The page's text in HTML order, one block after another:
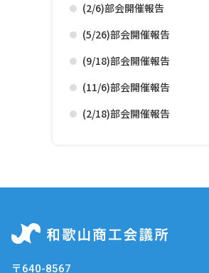
(2/6)部会開催報告
(5/26)部会開催報告
(9/18)部会開催報告
(11/6)部会開催報告
(2/18)部会開催報告
〒640-8567